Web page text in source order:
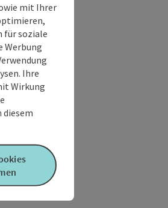
mit Ihrer
für soziale
Werbung
Ihre
Wirkung
diesem